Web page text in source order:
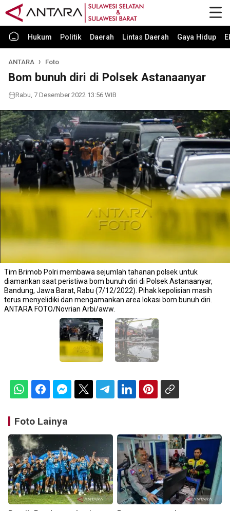
Hukum Politik Daerah Lintas Daerah Gaya Hidup
ANTARA Foto
Bom bunuh diri di Polsek Astanaanyar
Rabu, 7 Desember 2022 13:56 WIB
Tim Brimob Polri membawa sejumlah tahanan polsek untuk
diamankan saat peristiwa bom bunuh diri di Polsek Astanaanyar,
Bandung, Jawa Barat, Rabu (7/12/2022). Pihak kepolisian masih
terus menyelidiki dan mengamankan area lokasi bom bunuh diri.
ANTARA FOTO/Novrian Arbi/aww.
Foto Lainya